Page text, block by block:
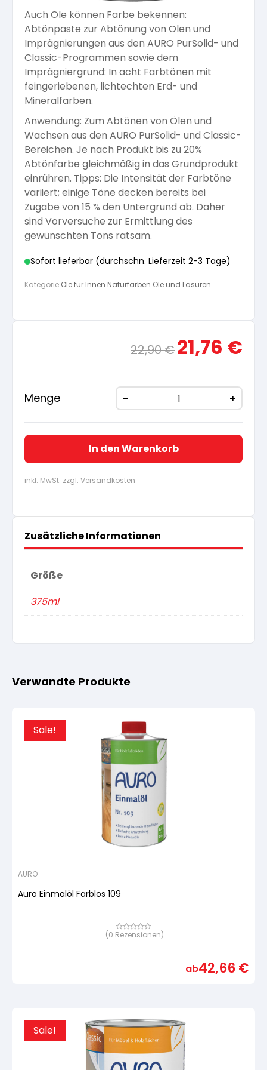
Öle für Außen
Pflege und Reinigung
Versiegelung für Beton
Pflege
Kalkfarben
Anti Schimmelfarbe
Latexfarben
Spezialfarben
Silikatfarben
Pflege und Reinigung
Spezialprodukte
Arbeitshandschuhe
Dichtmassen
Farbwalzen
Pinsel und Bürsten
Schleifmittel
Auch Öle können Farbe bekennen:
Abtönpaste zur Abtönung von Ölen und
Imprägnierungen aus den AURO PurSolid- und
Classic-Programmen sowie dem
Imprägniergrund: In acht Farbtönen mit
feingeriebenen, lichtechten Erd- und
Mineralfarben.
Anwendung: Zum Abtönen von Ölen und
Wachsen aus den AURO PurSolid- und Classic-
Bereichen. Je nach Produkt bis zu 20%
Abtönfarbe gleichmäßig in das Grundprodukt
einrühren. Tipps: Die Intensität der Farbtöne
variiert; einige Töne decken bereits bei
Zugabe von 15 % den Untergrund ab. Daher
sind Vorversuche zur Ermittlung des
gewünschten Tons ratsam.
Sofort lieferbar (durchschn. Lieferzeit 2-3 Tage)
Kategorie:Öle für Innen Naturfarben Öle und Lasuren
22,90€
Ursprünglicher
Preis
21,76 €
Menge
In den Warenkorb
inkl. MwSt. zzgl. Versandkosten
Zusätzliche Informationen
Größe
375ml
Verwandte Produkte
Sale!
AURO
Auro Einmalöl Farblos 109
Bewertet
(0 Rezensionen)
ab42,66€
Sale!